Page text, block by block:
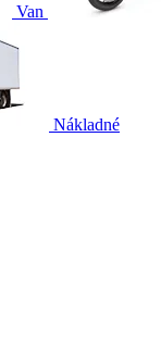
Van
Nákladné